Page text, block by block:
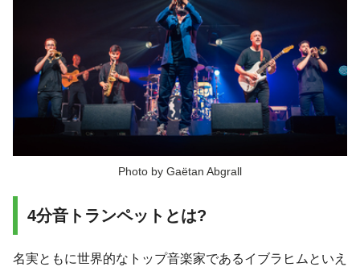
Photo by Gaëtan Abgrall
4分音トランペットとは?
名実ともに世界的なトップ音楽家であるイブラヒムといえ